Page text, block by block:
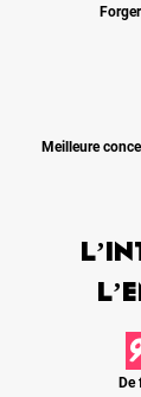
Meilleure
De